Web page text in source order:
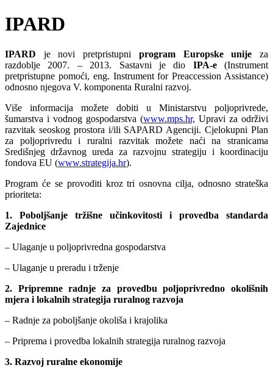
IPARD
IPARD je novi pretpristupni program Europske unijeza
razdoblje 2007. – 2013. Sastavni je dio IPA-e(Instrument
pretpristupne pomoći, eng. Instrument for Preaccession Assistance)
odnosno njegova V. komponenta Ruralni razvoj.
Više informacija možete dobiti u Ministarstvu poljoprivrede,
šumarstva i vodnog gospodarstva (www.mps.hr, Upravi za održivi
razvitak seoskog prostora i/ili SAPARD Agenciji. Cjelokupni Plan
za poljoprivredu i ruralni razvitak možete naći na stranicama
Središnjeg državnog ureda za razvojnu strategiju i koordinaciju
fondova EU (www.strategija.hr).
Program će se provoditi kroz tri osnovna cilja, odnosno strateška
prioriteta:
1. Poboljšanje tržišne učinkovitosti i provedba standarda
Zajednice
– Ulaganje u poljoprivredna gospodarstva
– Ulaganje u preradu i trženje
2. Pripremne radnje za provedbu poljoprivredno okolišnih
mjera i lokalnih strategija ruralnog razvoja
– Radnje za poboljšanje okoliša i krajolika
– Priprema i provedba lokalnih strategija ruralnog razvoja
3. Razvoj ruralne ekonomije